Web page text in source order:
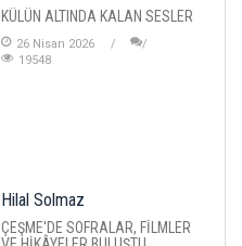
KÜLÜN ALTINDA KALAN SESLER
26 Nisan 2026
19548
Hilal Solmaz
ÇEŞME'DE SOFRALAR, FİLMLER